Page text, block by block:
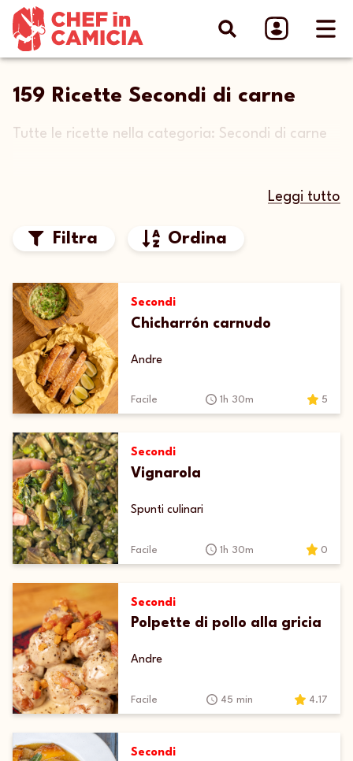
159 Ricette Secondi di carne
Tutte le ricette nella categoria: Secondi di carne
Leggi tutto
Filtra Ordina
Secondi
Chicharrón carnudo
Andre
Facile 1h 30m 5
Secondi
Vignarola
Spunti culinari
Facile 1h 30m 0
Secondi
Polpette di pollo alla gricia
Andre
Facile 45 min 4.17
Secondi